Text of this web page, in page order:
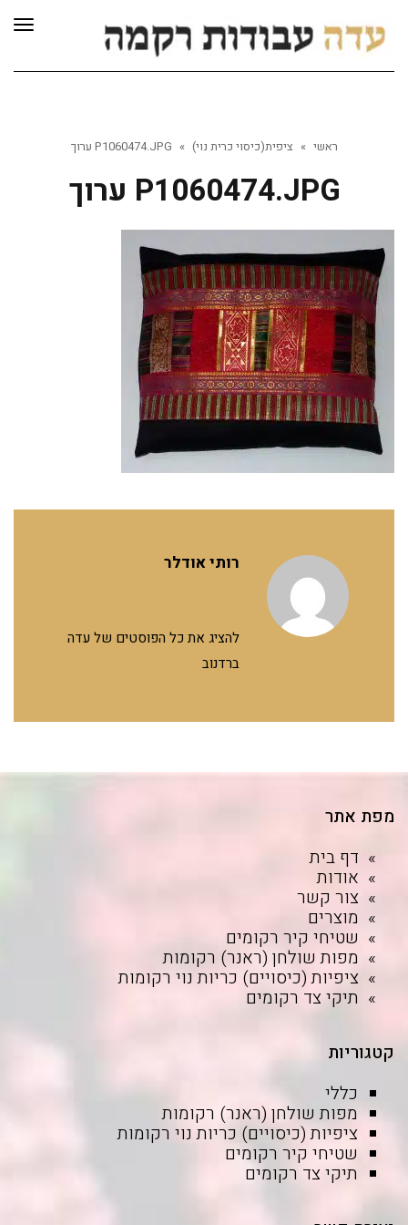
ראשי » ציפית(כיסוי כרית נוי) » P1060474.JPG ערוך
P1060474.JPG ערוך
רותי אודלר
להציג את כל הפוסטים של עדה
ברדנוב
מפת אתר
דף בית
אודות
צור קשר
מוצרים
שטיחי קיר רקומים
מפות שולחן (ראנר) רקומות
ציפיות (כיסויים) כריות נוי רקומות
תיקי צד רקומים
קטגוריות
כללי
מפות שולחן (ראנר) רקומות
ציפיות (כיסויים) כריות נוי רקומות
שטיחי קיר רקומים
תיקי צד רקומים